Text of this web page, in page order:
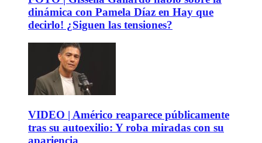
dinámica con Pamela Díaz en Hay que
decirlo! ¿Siguen las tensiones?
VIDEO | Américo reaparece públicamente
tras su autoexilio: Y roba miradas con su
apariencia